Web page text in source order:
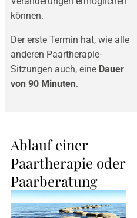
können.
Der erste Termin hat, wie alle
anderen Paartherapie-
Sitzungen auch, eine Dauer
von 90 Minuten.
Ablauf einer
Paartherapie oder
Paarberatung